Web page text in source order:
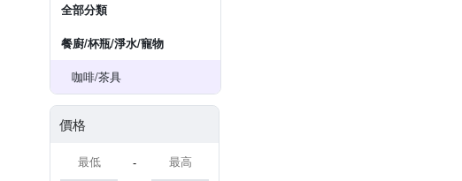
全部分類
餐廚/杯瓶/淨水/寵物
咖啡/茶具
價格
-